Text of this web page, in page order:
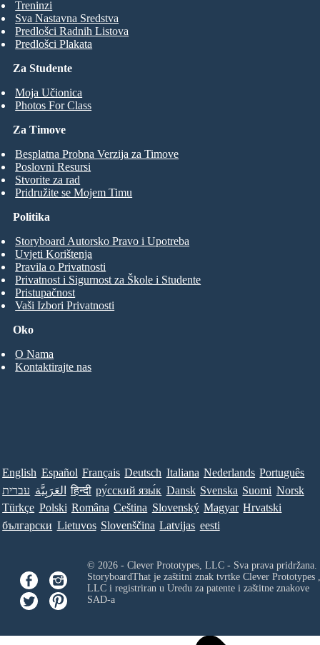
Za Studente
Moja Učionica
Photos For Class
Treninzi
Sva Nastavna Sredstva
Predlošci Radnih Listova
Predlošci Plakata
Za Timove
Besplatna Probna Verzija za Timove
Poslovni Resursi
Stvorite za rad
Pridružite se Mojem Timu
Oko
O Nama
Kontaktirajte nas
Politika
Storyboard Autorsko Pravo i Upotreba
Uvjeti Korištenja
Pravila o Privatnosti
Privatnost i Sigurnost za Škole i Studente
Pristupačnost
Vaši Izbori Privatnosti
English Español Français Deutsch Italiana Nederlands Português
עברית العَرَبِيَّة हिन्दी ру́сский язы́к Dansk Svenska Suomi Norsk
Türkçe Polski Româna Ceština Slovenský Magyar Hrvatski
български Lietuvos Slovenščina Latvijas eesti
© 2026 - Clever Prototypes, LLC - Sva prava pridržana.
StoryboardThat je zaštitni znak tvrtke Clever Prototypes ,
LLCi registriran u Uredu za patente i zaštitne znakove
SAD-a